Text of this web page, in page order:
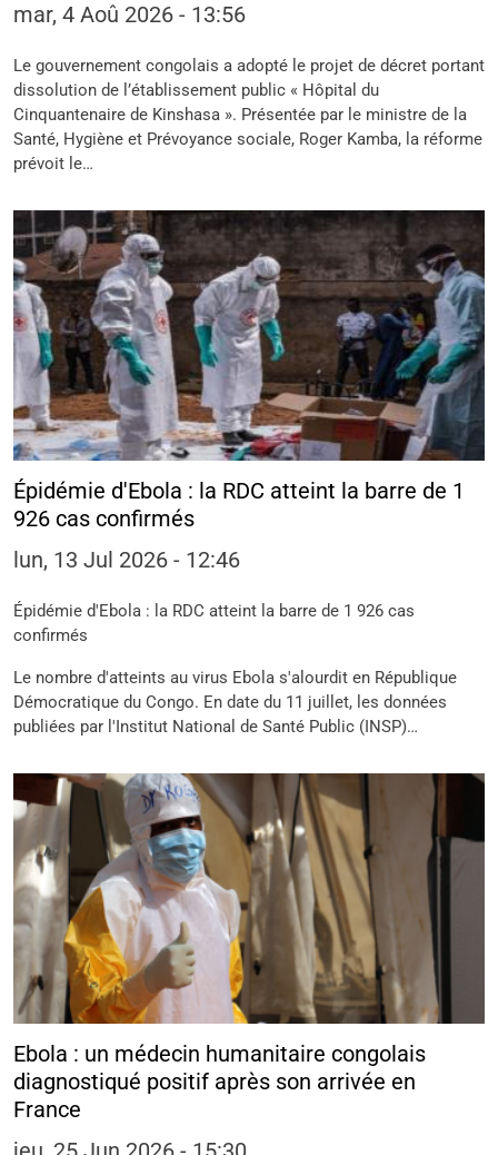
mar, 4 Aoû 2026 - 13:56
Le gouvernement congolais a adopté le projet de décret portant
dissolution de l’établissement public « Hôpital du
Cinquantenaire de Kinshasa ». Présentée par le ministre de la
Santé, Hygiène et Prévoyance sociale, Roger Kamba, la réforme
prévoit le…
Épidémie d'Ebola : la RDC atteint la barre de 1
926 cas confirmés
lun, 13 Jul 2026 - 12:46
Épidémie d'Ebola : la RDC atteint la barre de 1 926 cas
confirmés
Le nombre d'atteints au virus Ebola s'alourdit en République
Démocratique du Congo. En date du 11 juillet, les données
publiées par l'Institut National de Santé Public (INSP)…
Ebola : un médecin humanitaire congolais
diagnostiqué positif après son arrivée en
France